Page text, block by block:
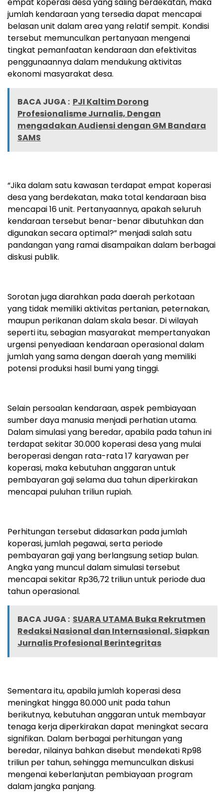
jumlah kendaraan yang tersedia dapat mencapai
belasan unit dalam area yang relatif sempit. Kondisi
tersebut memunculkan pertanyaan mengenai
tingkat pemanfaatan kendaraan dan efektivitas
penggunaannya dalam mendukung aktivitas
ekonomi masyarakat desa.
BACA JUGA : PJI Kaltim Dorong
Profesionalisme Jurnalis, Dengan
mengadakan Audiensi dengan ‎GM Bandara
SAMS
“Jika dalam satu kawasan terdapat empat koperasi
desa yang berdekatan, maka total kendaraan bisa
mencapai 16 unit. Pertanyaannya, apakah seluruh
kendaraan tersebut benar-benar dibutuhkan dan
digunakan secara optimal?” menjadi salah satu
pandangan yang ramai disampaikan dalam berbagai
diskusi publik.
Sorotan juga diarahkan pada daerah perkotaan
yang tidak memiliki aktivitas pertanian, peternakan,
maupun perikanan dalam skala besar. Di wilayah
seperti itu, sebagian masyarakat mempertanyakan
urgensi penyediaan kendaraan operasional dalam
jumlah yang sama dengan daerah yang memiliki
potensi produksi hasil bumi yang tinggi.
Selain persoalan kendaraan, aspek pembiayaan
sumber daya manusia menjadi perhatian utama.
Dalam simulasi yang beredar, apabila pada tahun ini
terdapat sekitar 30.000 koperasi desa yang mulai
beroperasi dengan rata-rata 17 karyawan per
koperasi, maka kebutuhan anggaran untuk
pembayaran gaji selama dua tahun diperkirakan
mencapai puluhan triliun rupiah.
Perhitungan tersebut didasarkan pada jumlah
koperasi, jumlah pegawai, serta periode
pembayaran gaji yang berlangsung setiap bulan.
Angka yang muncul dalam simulasi tersebut
mencapai sekitar Rp36,72 triliun untuk periode dua
tahun operasional.
BACA JUGA : SUARA UTAMA Buka Rekrutmen
Redaksi Nasional dan Internasional, Siapkan
Jurnalis Profesional Berintegritas
Sementara itu, apabila jumlah koperasi desa
meningkat hingga 80.000 unit pada tahun
berikutnya, kebutuhan anggaran untuk membayar
tenaga kerja diperkirakan dapat meningkat secara
signifikan. Dalam berbagai perhitungan yang
beredar, nilainya bahkan disebut mendekati Rp98
triliun per tahun, sehingga memunculkan diskusi
mengenai keberlanjutan pembiayaan program
dalam jangka panjang.